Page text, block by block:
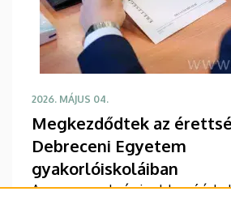
2026. MÁJUS 04.
Megkezdődtek az
Debreceni Egyetem
gyakorlóiskoláiban
A magyar nyelv és irodalom